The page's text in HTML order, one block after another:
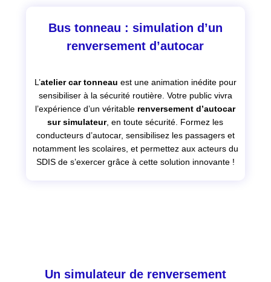
Bus tonneau : simulation d’un
renversement d’autocar
L’atelier car tonneau est une animation inédite pour
sensibiliser à la sécurité routière. Votre public vivra
l’expérience d’un véritable renversement d’autocar
sur simulateur, en toute sécurité. Formez les
conducteurs d’autocar, sensibilisez les passagers et
notamment les scolaires, et permettez aux acteurs du
SDIS de s’exercer grâce à cette solution innovante !
Un simulateur de renversement